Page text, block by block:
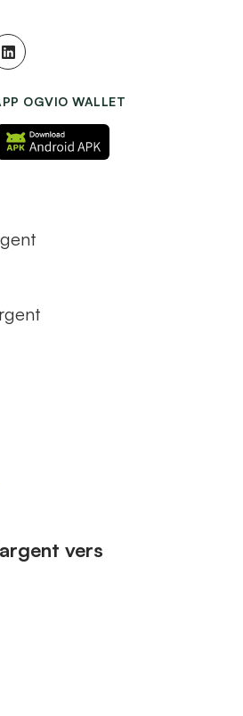
OGVIO WALLET
vers